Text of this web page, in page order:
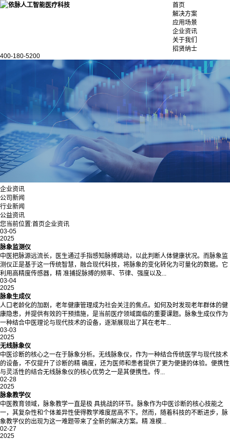
首页
解决方案
应用场景
企业资讯
关于我们
招贤纳士
400-180-5200
企业资讯
公司新闻
行业新闻
公益资讯
您当前位置:首页企业资讯
03-05
2025
脉象监测仪
中医把脉源远流长，医生通过手指感知脉搏跳动，以此判断人体健康状况。而脉象监
测仪正是基于这一传统智慧，融合现代科技，将脉象的变化转化为可量化的数据。它
利用高精度传感器，精 准捕捉脉搏的频率、节律、强度以及...
03-04
2025
脉象生成仪
人口老龄化的加剧，老年健康管理成为社会关注的焦点。如何及时发现老年群体的健
康隐患，并提供有效的干预措施，是当前医疗领域面临的重要课题。脉象生成仪作为
一种结合中医理论与现代技术的设备，逐渐展现出了其在老年...
03-03
2025
无线脉象仪
中医诊断的核心之一在于脉象分析。无线脉象仪，作为一种结合传统医学与现代技术
的设备，不仅提升了诊断的精 确度，还为医师和患者提供了更为便捷的体验。便携性
与灵活性的结合无线脉象仪的核心优势之一是其便携性。传...
02-28
2025
脉象教学仪
中医教育领域，脉象教学一直是极 具挑战的环节。脉象作为中医诊断的核心技能之
一，其复杂性和个体差异性使得教学难度居高不下。然而，随着科技的不断进步，脉
象教学仪的出现为这一难题带来了全新的解决方案。精 准模...
02-27
2025